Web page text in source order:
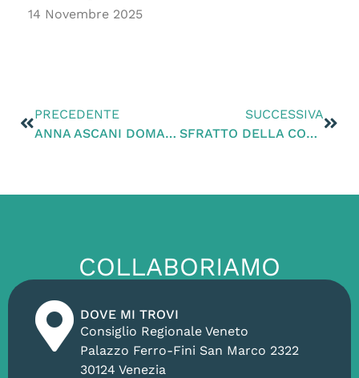
14 Novembre 2025
PRECEDENTE
ANNA ASCANI DOMANI A PAESE PER SOSTENERE LA CANDIDATURA DI ANDREA ZANONI
SUCCESSIVA
SFRATTO DELLA COLLEZIONE COASSIN, ZANONI: “INCONCEPIBILE RISCHIARE DI PERDERE UN TALE PATRIMONIO, MI APPELLO A ZAIA AFFINCHÉ LA SALVI”
COLLABORIAMO
DOVE MI TROVI
Consiglio Regionale Veneto
Palazzo Ferro-Fini San Marco 2322
30124 Venezia